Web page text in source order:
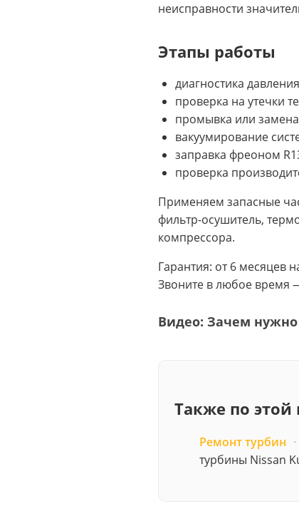
неисправности
Этапы работы
диагностика
проверка на утечки
промывка или
вакуумирование
заправка фреоном
проверка
Применяем запасные
фильтр-осушитель,
компрессора.
Гарантия: от 6 месяцев
Звоните в любое время
Видео: Зачем
Также по
Ремонт турбин ·
турбины Nissan